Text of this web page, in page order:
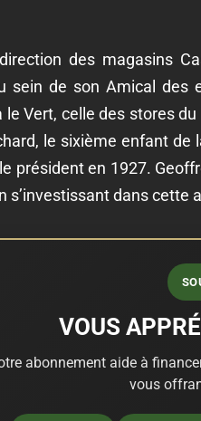
des magasins
sein de son Amical des
Vert, celle des stores
le sixième enfant
président en 1927.
s’investissant dans cette
VOUS
abonnement aide à
vous